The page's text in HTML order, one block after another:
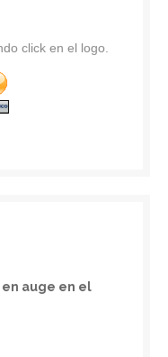
click en el logo.
auge en el